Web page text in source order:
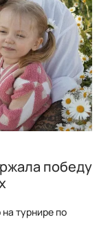
победу
турнире по